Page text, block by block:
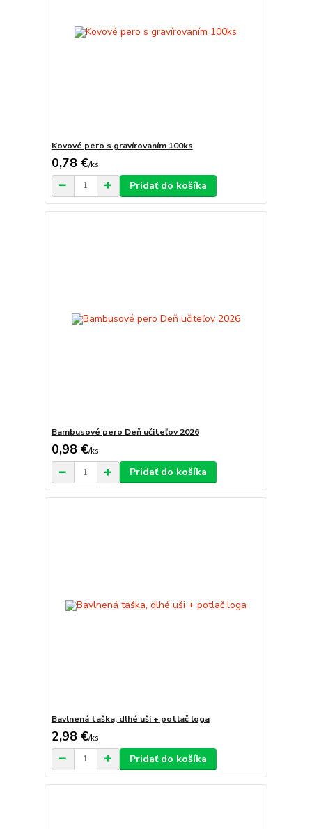
Kovové pero s gravírovaním 100ks
0,78 €/ks
Pridať do košíka
Bambusové pero Deň učiteľov 2026
0,98 €/ks
Pridať do košíka
Bavlnená taška, dlhé uši + potlač loga
2,98 €/ks
Pridať do košíka